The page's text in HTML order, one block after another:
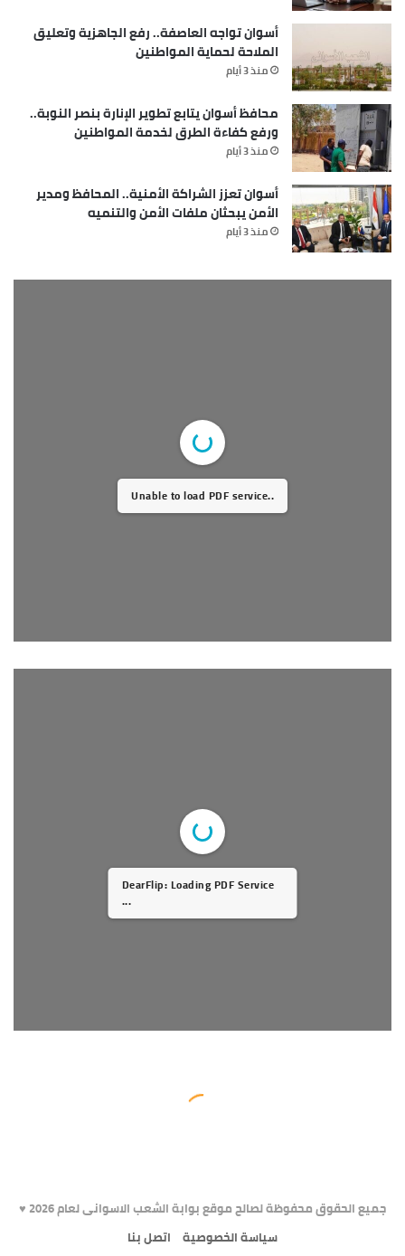
أسوان تواجه العاصفة.. رفع الجاهزية وتعليق
الملاحة لحماية المواطنين
منذ 3 أيام
محافظ أسوان يتابع تطوير الإنارة بنصر النوبة..
ورفع كفاءة الطرق لخدمة المواطنين
منذ 3 أيام
أسوان تعزز الشراكة الأمنية.. المحافظ ومدير
الأمن يبحثان ملفات الأمن والتنميه
منذ 3 أيام
Unable to load PDF service..
DearFlip: Loading PDF Service
...
جميع الحقوق محفوظة لصالح موقع بوابة الشعب الاسوانى لعام 2026 ♥️
سياسة الخصوصية اتصل بنا